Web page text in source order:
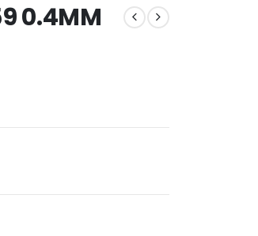
0.4MM